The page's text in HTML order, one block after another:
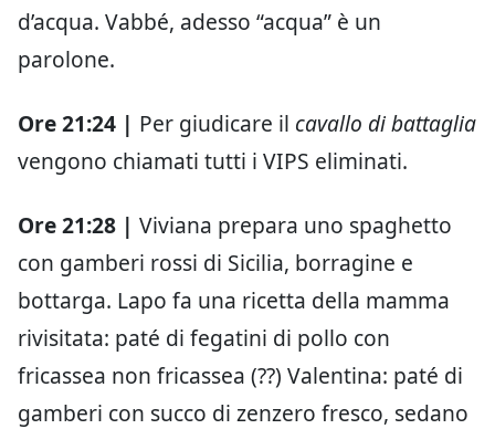
d’acqua. Vabbé, adesso “acqua” è un
parolone.
Ore 21:24 | Per giudicare il cavallo di battaglia
vengono chiamati tutti i VIPS eliminati.
Ore 21:28 | Viviana prepara uno spaghetto
con gamberi rossi di Sicilia, borragine e
bottarga. Lapo fa una ricetta della mamma
rivisitata: paté di fegatini di pollo con
fricassea non fricassea (??) Valentina: paté di
gamberi con succo di zenzero fresco, sedano